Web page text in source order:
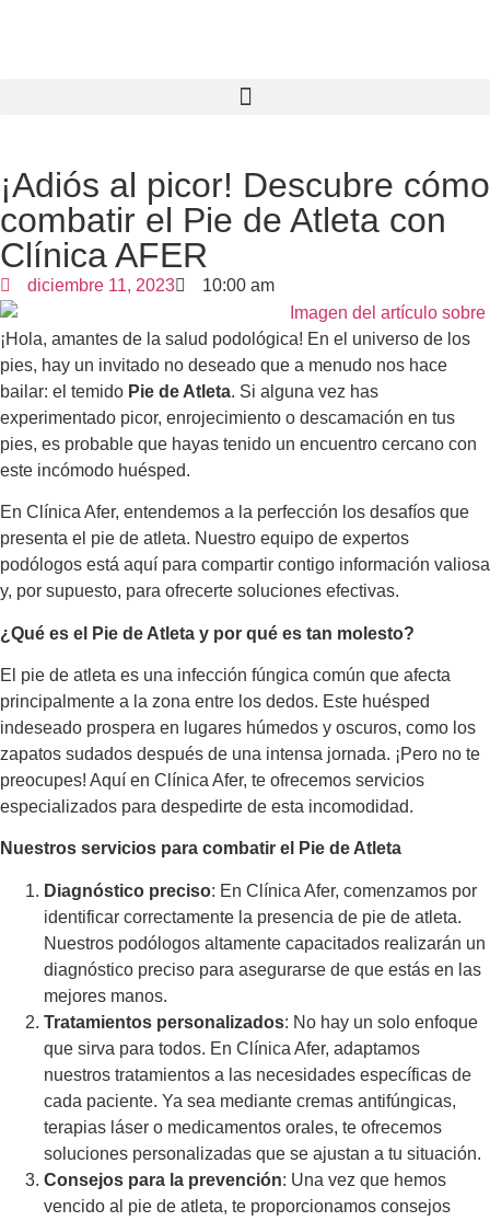
¡Adiós al picor! Descubre cómo
combatir el Pie de Atleta con
Clínica AFER
diciembre 11, 2023 10:00 am
¡Hola, amantes de la salud podológica! En el universo de los
pies, hay un invitado no deseado que a menudo nos hace
bailar: el temido Pie de Atleta. Si alguna vez has
experimentado picor, enrojecimiento o descamación en tus
pies, es probable que hayas tenido un encuentro cercano con
este incómodo huésped.
En Clínica Afer, entendemos a la perfección los desafíos que
presenta el pie de atleta. Nuestro equipo de expertos
podólogos está aquí para compartir contigo información valiosa
y, por supuesto, para ofrecerte soluciones efectivas.
¿Qué es el Pie de Atleta y por qué es tan molesto?
El pie de atleta es una infección fúngica común que afecta
principalmente a la zona entre los dedos. Este huésped
indeseado prospera en lugares húmedos y oscuros, como los
zapatos sudados después de una intensa jornada. ¡Pero no te
preocupes! Aquí en Clínica Afer, te ofrecemos servicios
especializados para despedirte de esta incomodidad.
Nuestros servicios para combatir el Pie de Atleta
Diagnóstico preciso: En Clínica Afer, comenzamos por
identificar correctamente la presencia de pie de atleta.
Nuestros podólogos altamente capacitados realizarán un
diagnóstico preciso para asegurarse de que estás en las
mejores manos.
Tratamientos personalizados: No hay un solo enfoque
que sirva para todos. En Clínica Afer, adaptamos
nuestros tratamientos a las necesidades específicas de
cada paciente. Ya sea mediante cremas antifúngicas,
terapias láser o medicamentos orales, te ofrecemos
soluciones personalizadas que se ajustan a tu situación.
Consejos para la prevención: Una vez que hemos
vencido al pie de atleta, te proporcionamos consejos